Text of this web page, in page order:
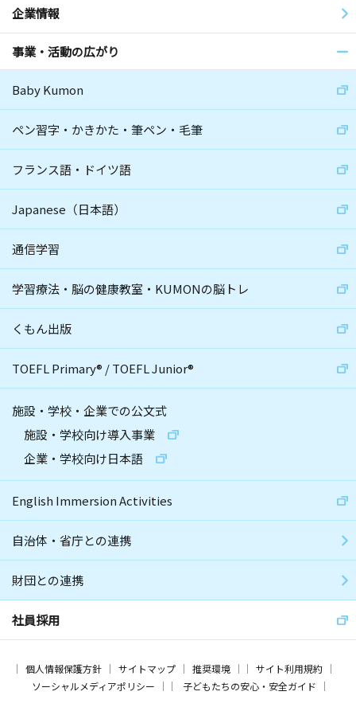
企業情報
事業・活動の広がり
Baby Kumon
ペン習字・かきかた・筆ペン・毛筆
フランス語・ドイツ語
Japanese（日本語）
通信学習
学習療法・脳の健康教室・KUMONの脳トレ
くもん出版
TOEFL Primary® /TOEFL Junior®
施設・学校・企業での公文式
施設・学校向け導入事業
企業・学校向け日本語
English Immersion Activities
自治体・省庁との連携
財団との連携
社員採用
個人情報保護方針 サイトマップ 推奨環境
サイト利用規約
ソーシャルメディアポリシー
子どもたちの安心・安全ガイド